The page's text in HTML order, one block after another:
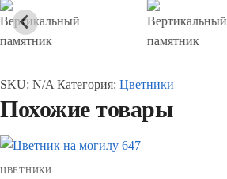
Вертикальный
памятник
Вертикальный
памятник
SKU: N/A Категория: Цветники
Похожие товары
ЦВЕТНИКИ